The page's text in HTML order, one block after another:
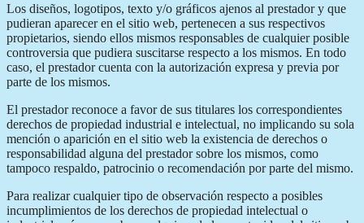
Los diseños, logotipos, texto y/o gráficos ajenos al prestador y que
pudieran aparecer en el sitio web, pertenecen a sus respectivos
propietarios, siendo ellos mismos responsables de cualquier posible
controversia que pudiera suscitarse respecto a los mismos. En todo
caso, el prestador cuenta con la autorización expresa y previa por
parte de los mismos.
El prestador reconoce a favor de sus titulares los correspondientes
derechos de propiedad industrial e intelectual, no implicando su sola
mención o aparición en el sitio web la existencia de derechos o
responsabilidad alguna del prestador sobre los mismos, como
tampoco respaldo, patrocinio o recomendación por parte del mismo.
Para realizar cualquier tipo de observación respecto a posibles
incumplimientos de los derechos de propiedad intelectual o